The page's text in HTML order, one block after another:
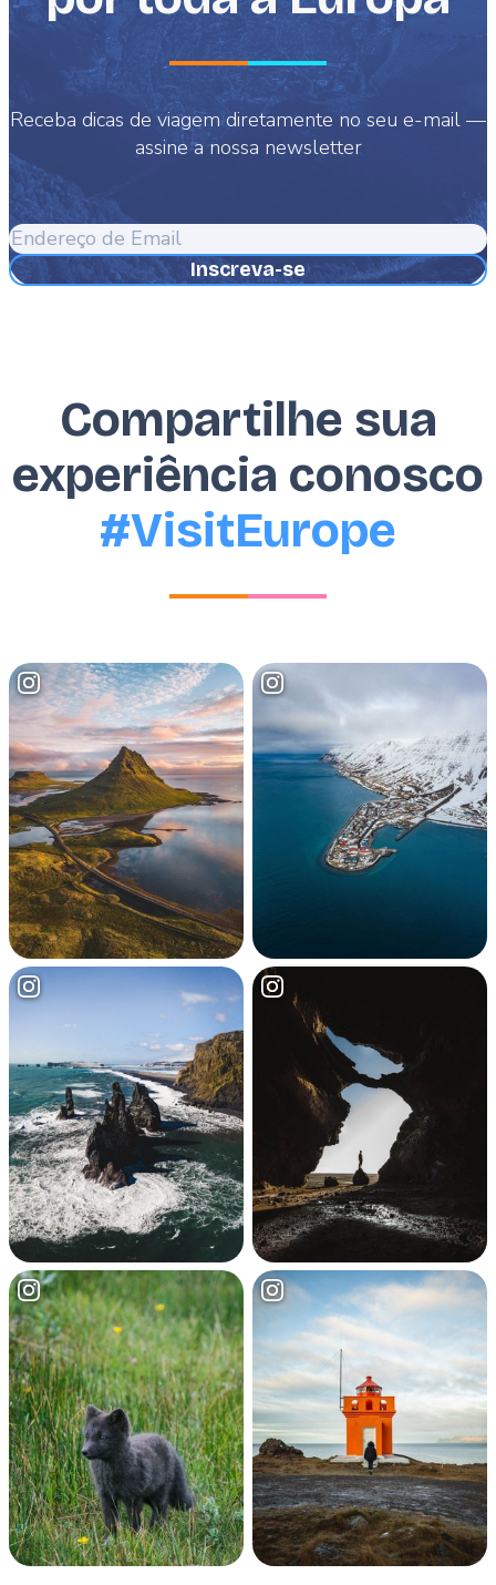
Receba dicas de viagem diretamente no seu e-mail —
assine a nossa newsletter
Endereço
de
Email
Compartilhe sua
experiência conosco
#VisitEurope